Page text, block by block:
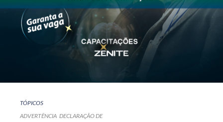
TÓPICOS
ADVERTÊNCIA DECLARAÇÃO DE